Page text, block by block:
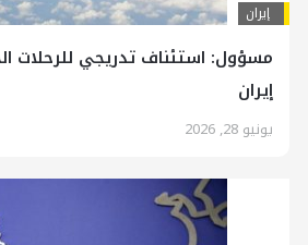
إيران
مسؤول: استئناف تدريجي للرحلات
إيران
يونيو 28, 2026